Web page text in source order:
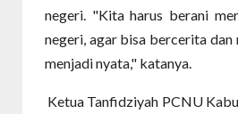
negeri. "Kita harus berani
negeri, agar bisa bercerita dan
menjadi nyata," katanya.
Ketua Tanfidziyah PCNU